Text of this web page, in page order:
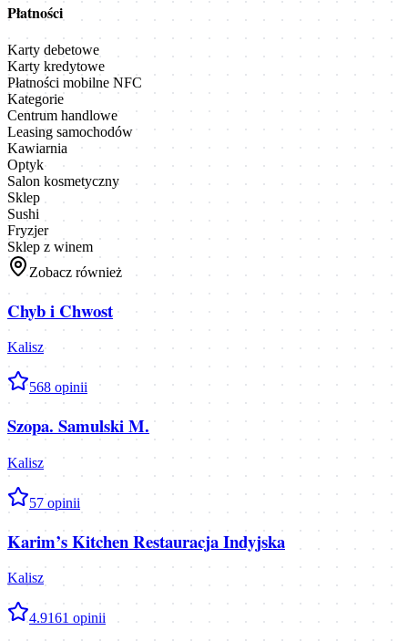
Płatności
Karty debetowe
Karty kredytowe
Płatności mobilne NFC
Kategorie
Centrum handlowe
Leasing samochodów
Kawiarnia
Optyk
Salon kosmetyczny
Sklep
Sushi
Fryzjer
Sklep z winem
Zobacz również
Chyb i Chwost
Kalisz
568 opinii
Szopa. Samulski M.
Kalisz
57 opinii
Karim’s Kitchen Restauracja Indyjska
Kalisz
4.9161 opinii